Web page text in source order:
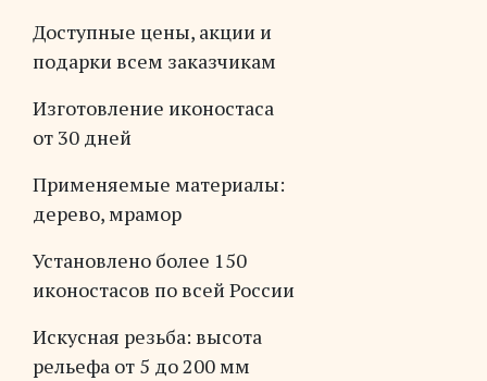
Доступные цены, акции и
подарки всем заказчикам
Изготовление иконостаса
от 30 дней
Применяемые материалы:
дерево, мрамор
Установлено более 150
иконостасов по всей России
Искусная резьба: высота
рельефа от 5 до 200 мм